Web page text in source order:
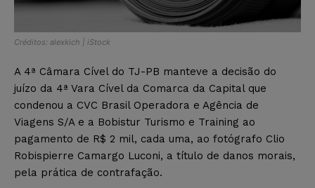
Créditos: alexkich | iStock
A 4ª Câmara Cível do TJ-PB manteve a decisão do
juízo da 4ª Vara Cível da Comarca da Capital que
condenou a CVC Brasil Operadora e Agência de
Viagens S/A e a Bobistur Turismo e Training ao
pagamento de R$ 2 mil, cada uma, ao fotógrafo Clio
Robispierre Camargo Luconi, a título de danos morais,
pela prática de contrafação.